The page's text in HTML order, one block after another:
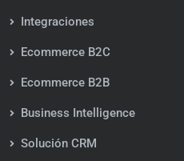
Integraciones
Ecommerce B2C
Ecommerce B2B
Business Intelligence
Solución CRM